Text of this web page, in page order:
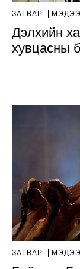
ЗАГВАР МЭДЭЭ
Дэлхийн
хувцасны
ЗАГВАР МЭДЭЭ